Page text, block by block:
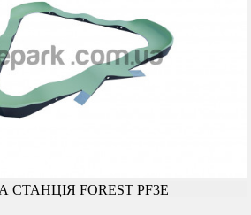
FOREST PF3E